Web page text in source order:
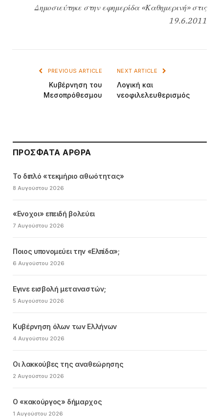
Δημοσιεύτηκε στην εφημερίδα «Καθημερινή» στις
19.6.2011
PREVIOUS ARTICLE
Κυβέρνηση του
Μεσοπρόθεσμου
NEXT ARTICLE
Λογική και
νεοφιλελευθερισμός
ΠΡΌΣΦΑΤΑ ΆΡΘΡΑ
Το διπλό «τεκμήριο αθωότητας»
8 Αυγούστου 2026
«Ενοχοι» επειδή βολεύει
7 Αυγούστου 2026
Ποιος υπονομεύει την «Ελπίδα»;
6 Αυγούστου 2026
Εγινε εισβολή μεταναστών;
5 Αυγούστου 2026
Κυβέρνηση όλων των Ελλήνων
4 Αυγούστου 2026
Οι λακκούβες της αναθεώρησης
2 Αυγούστου 2026
Ο «κακούργος» δήμαρχος
1 Αυγούστου 2026